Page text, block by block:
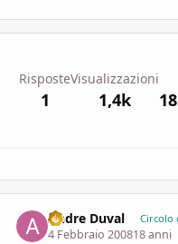
Risposte
1
Visualizzazioni
1,4k
Andre Duval Circolo
4 Febbraio 200818 anni